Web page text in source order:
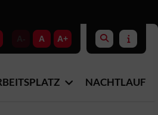
A A+
NACHTLAUF